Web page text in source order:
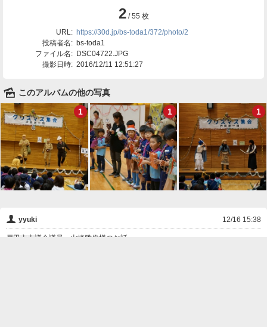
2 / 55 枚
URL: https://30d.jp/bs-toda1/372/photo/2
投稿者名: bs-toda1
ファイル名: DSC04722.JPG
撮影日時: 2016/12/11 12:51:27
🌄 このアルバムの他の写真
1
1 1
👤 yyuki 12/16 15:38
戸田市市議会議員、山崎雅俊様のお話。